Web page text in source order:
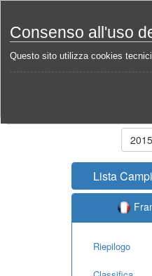
Consenso all'uso
Questo sito utilizza cookies
Home
Lista
Riepilogo